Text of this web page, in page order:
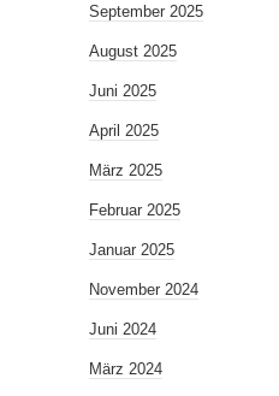
September 2025
August 2025
Juni 2025
April 2025
März 2025
Februar 2025
Januar 2025
November 2024
Juni 2024
März 2024